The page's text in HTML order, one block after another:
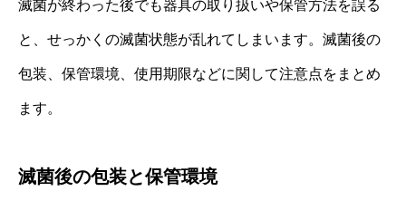
滅菌が終わった後でも器具の取り扱いや保管方法を誤る
と、せっかくの滅菌状態が乱れてしまいます。滅菌後の
包装、保管環境、使用期限などに関して注意点をまとめ
ます。
滅菌後の包装と保管環境